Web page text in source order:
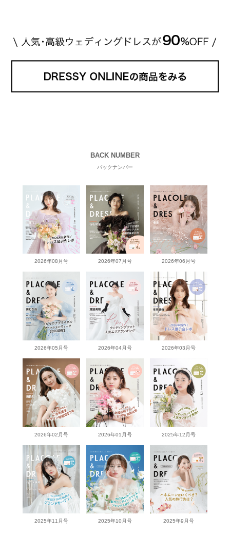
BACK NUMBER
バックナンバー
2026年08月号 2026年07月号 2026年06月号
2026年05月号 2026年04月号 2026年03月号
2026年02月号 2026年01月号 2025年12月号
2025年11月号 2025年10月号 2025年9月号